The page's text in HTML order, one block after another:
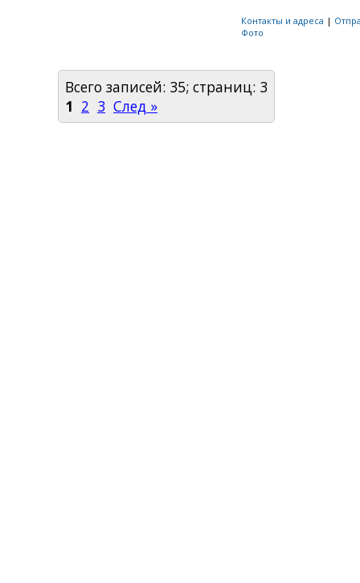
Контакты и адреса |
Фото
Всего записей: 35; страниц: 3
1 2 3 След »